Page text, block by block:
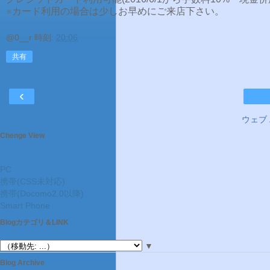
※カード利用の場合は少しお早めにご来店下さい。
@0__r 時刻: 20:06
共有
‹
ウェブ
Chenge View
PC
携帯(CSS未対応)
携帯(Docomo2.0以降)
Smart Phone
Blogカテゴリ＆LINK
▼
Blog Archive